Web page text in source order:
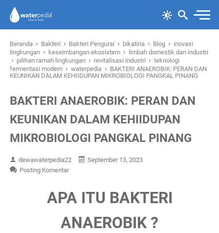
Beranda › Bakteri › Bakteri Pengurai › bikatiria › Blog › inovasi
lingkungan › keseimbangan ekosistem › limbah domestik dan industri
› pilihan ramah lingkungan › revitalisasi industri › teknologi
fermentasi modern › waterpedia › BAKTERI ANAEROBIK: PERAN DAN
KEUNIKAN DALAM KEHIIDUPAN MIKROBIOLOGI PANGKAL PINANG
BAKTERI ANAEROBIK: PERAN DAN
KEUNIKAN DALAM KEHIIDUPAN
MIKROBIOLOGI PANGKAL PINANG
dewawaterpedia22
September 13, 2023
Posting Komentar
APA ITU BAKTERI
ANAEROBIK ?